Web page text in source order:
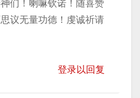
们！喇嘛钦诺！随喜赞
议无量功德！虔诚祈请
登录以回复